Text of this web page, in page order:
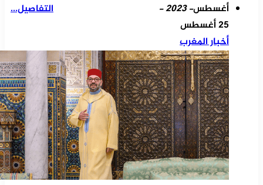
التفاصيل...
أغسطس- 2023 -
25 أغسطس
أخبار المغرب